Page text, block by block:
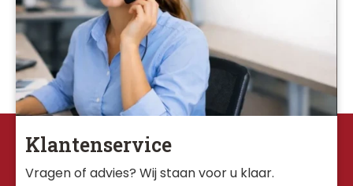
Klantenservice
Vragen of advies? Wij staan voor u klaar.